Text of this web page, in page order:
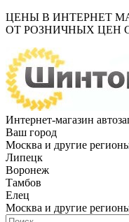
ЦЕНЫ В ИНТЕРНЕТ
ОТ РОЗНИЧНЫХ ЦЕН
Интернет-магазин
Ваш город
Москва и другие
Липецк
Воронеж
Тамбов
Елец
Москва и другие